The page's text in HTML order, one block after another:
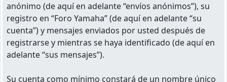
anónimo (de aquí en adelante “envíos anónimos”), su
registro en “Foro Yamaha” (de aquí en adelante “su
cuenta”) y mensajes enviados por usted después de
registrarse y mientras se haya identificado (de aquí en
adelante “sus mensajes”).
Su cuenta como mínimo constará de un nombre único